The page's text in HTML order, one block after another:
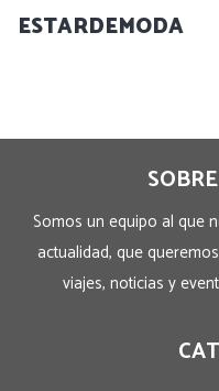
ESTARDEMODA
Somos un equipo al que
actualidad, que
viajes, noticias y